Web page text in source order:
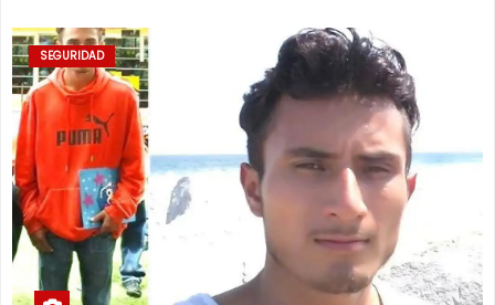
SEGURIDAD